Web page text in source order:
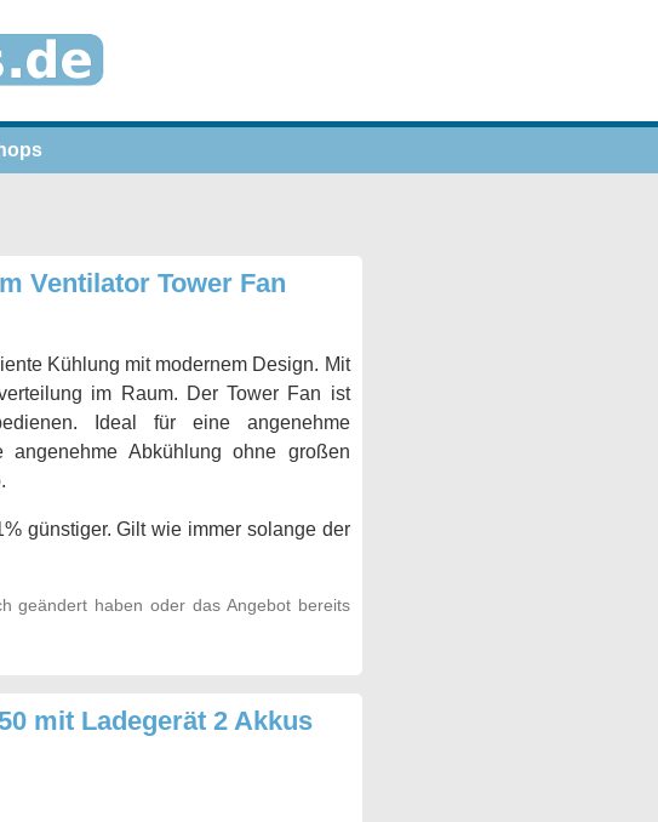
Ventilator Tower Fan
Kühlung mit modernem Design. Mit
im Raum. Der Tower Fan ist
Ideal für eine angenehme
angenehme Abkühlung ohne großen
günstiger. Gilt wie immer solange der
geändert haben oder das Angebot bereits
mit Ladegerät 2 Akkus